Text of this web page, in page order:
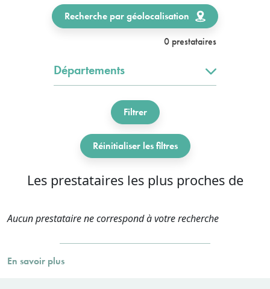
Recherche par géolocalisation
0 prestataires
Départements
Filtrer
Réinitialiser les filtres
Les prestataires les plus proches de
Aucun prestataire ne correspond à votre recherche
En savoir plus